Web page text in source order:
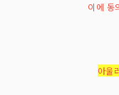
이에 동
아울